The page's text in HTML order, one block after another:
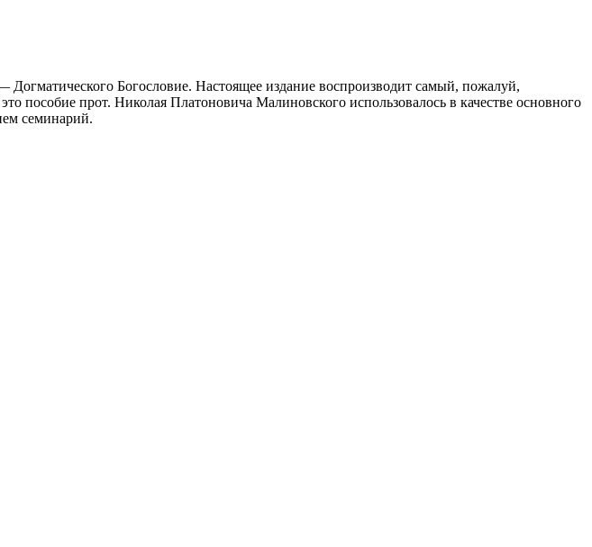
Богословие. Настоящее издание воспроизводит самый, пожалуй,
прот. Николая Платоновича Малиновского использовалось в качестве основного
семинарий.